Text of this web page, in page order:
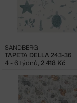
TAPETA DELLA 243-36
SANDBERG
4 - 6 týdnů, 2 418 Kč